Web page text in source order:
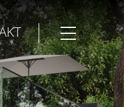
Menü öffnen